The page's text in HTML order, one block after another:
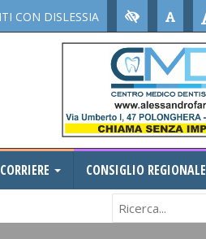
CON DISLESSIA
CONSIGLIO REGIONALE